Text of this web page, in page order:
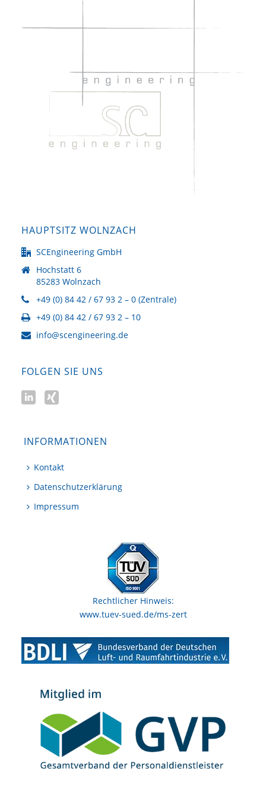
HAUPTSITZ WOLNZACH
SCEngineering GmbH
Hochstatt 6
85283 Wolnzach
+49 (0) 84 42 / 67 93 2 – 0 (Zentrale)
+49 (0) 84 42 / 67 93 2 – 10
info@scengineering.de
FOLGEN SIE UNS
INFORMATIONEN
Kontakt
Datenschutzerklärung
Impressum
Rechtlicher Hinweis:
www.tuev-sued.de/ms-zert